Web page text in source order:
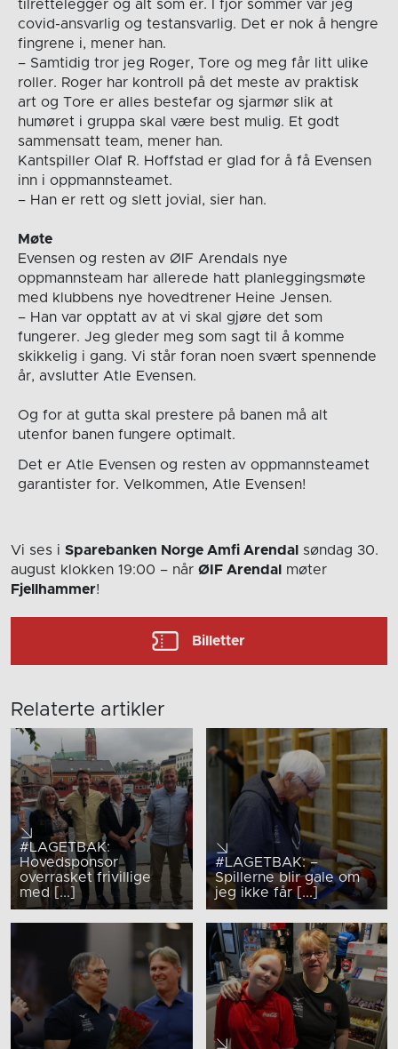
tilrettelegger og alt som er. I fjor sommer var jeg
covid-ansvarlig og testansvarlig. Det er nok å hengre
fingrene i, mener han.
– Samtidig tror jeg Roger, Tore og meg får litt ulike
roller. Roger har kontroll på det meste av praktisk
art og Tore er alles bestefar og sjarmør slik at
humøret i gruppa skal være best mulig. Et godt
sammensatt team, mener han.
Kantspiller Olaf R. Hoffstad er glad for å få Evensen
inn i oppmannsteamet.
– Han er rett og slett jovial, sier han.
Møte
Evensen og resten av ØIF Arendals nye
oppmannsteam har allerede hatt planleggingsmøte
med klubbens nye hovedtrener Heine Jensen.
– Han var opptatt av at vi skal gjøre det som
fungerer. Jeg gleder meg som sagt til å komme
skikkelig i gang. Vi står foran noen svært spennende
år, avslutter Atle Evensen.
Og for at gutta skal prestere på banen må alt
utenfor banen fungere optimalt.
Det er Atle Evensen og resten av oppmannsteamet
garantister for. Velkommen, Atle Evensen!
Vi ses i Sparebanken Norge Amfi Arendal
søndag 30.
august klokken 19:00 – når ØIF Arendal
møter
Fjellhammer!
Billetter
Relaterte artikler
#LAGETBAK:
Hovedsponsor
overrasket frivillige
med [...]
#LAGETBAK: –
Spillerne blir gale om
jeg ikke får [...]